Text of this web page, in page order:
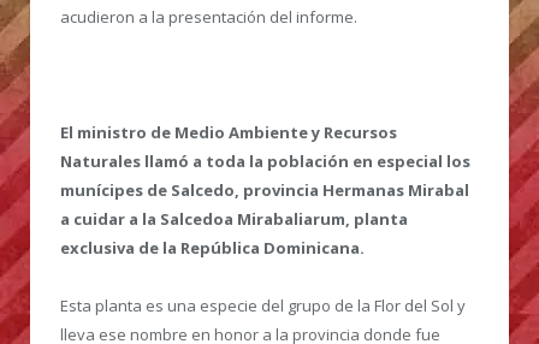
acudieron a la presentación del informe.
El ministro de Medio Ambiente y Recursos
Naturales llamó a toda la población en especial los
munícipes de Salcedo, provincia Hermanas Mirabal
a cuidar a la Salcedoa Mirabaliarum, planta
exclusiva de la República Dominicana.
Esta planta es una especie del grupo de la Flor del Sol y
lleva ese nombre en honor a la provincia donde fue